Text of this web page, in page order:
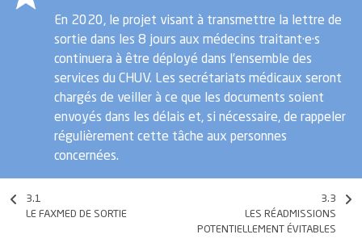
En 2020, le projet visant à transmettre la lettre de
sortie dans les 8 jours aux médecins traitant·e·s
continuera à être déployé dans l’ensemble des
services du CHUV. Les secrétariats médicaux seront
chargés de veiller à ce que les documents soient
envoyés dans les délais et, si nécessaire, de rappeler
régulièrement cette tâche aux personnes
concernées.
3.1
LE FAXMED DE SORTIE
3.3
LES RÉADMISSIONS
POTENTIELLEMENT ÉVITABLES